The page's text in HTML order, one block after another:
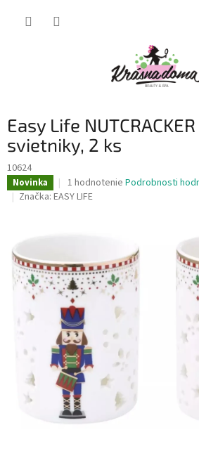
Easy Life
svietniky, 2 ks
10624
Novinka
Priemerné
hodnotenie
5
hviezdičiek.
1 hodnotenie Podrobnosti
Značka: EASY LIFE